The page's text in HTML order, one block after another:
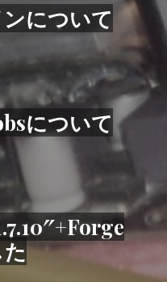
について
について
た